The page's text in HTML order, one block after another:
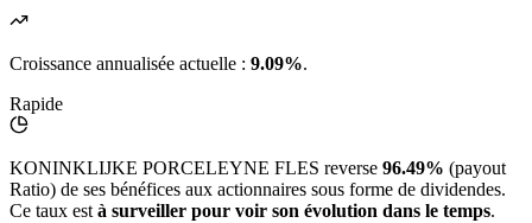
Croissance annualisée actuelle : 9.09%.
Rapide
KONINKLIJKE PORCELEYNE FLES reverse 96.49% (payout
Ratio) de ses bénéfices aux actionnaires sous forme de dividendes.
Ce taux est à surveiller pour voir son évolution dans le temps.